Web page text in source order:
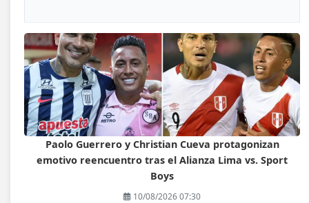
Paolo Guerrero y Christian Cueva protagonizan
emotivo reencuentro tras el Alianza Lima vs. Sport
Boys
10/08/2026 07:30